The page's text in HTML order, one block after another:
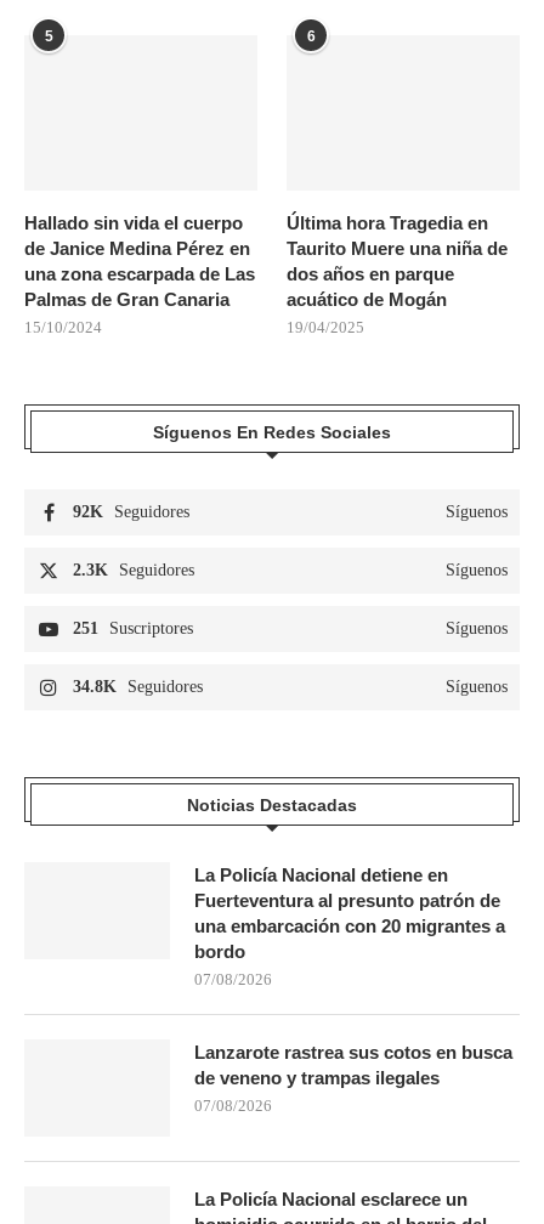
5
Hallado sin vida el cuerpo
de Janice Medina Pérez en
una zona escarpada de Las
Palmas de Gran Canaria
15/10/2024
6
Última hora Tragedia en
Taurito Muere una niña de
dos años en parque
acuático de Mogán
19/04/2025
Síguenos En Redes Sociales
92K Seguidores Síguenos
2.3K Seguidores Síguenos
251 Suscriptores Síguenos
34.8K Seguidores Síguenos
Noticias Destacadas
La Policía Nacional detiene en
Fuerteventura al presunto patrón de
una embarcación con 20 migrantes a
bordo
07/08/2026
Lanzarote rastrea sus cotos en busca
de veneno y trampas ilegales
07/08/2026
La Policía Nacional esclarece un